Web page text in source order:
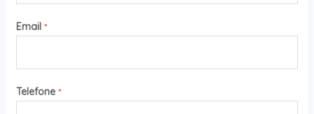
Email *
Telefone *